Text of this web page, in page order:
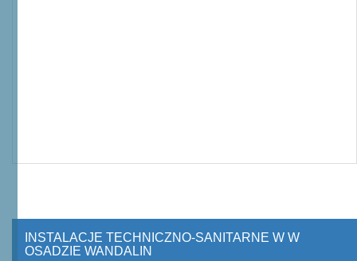
INSTALACJE TECHNICZNO-SANITARNE W W
OSADZIE WANDALIN